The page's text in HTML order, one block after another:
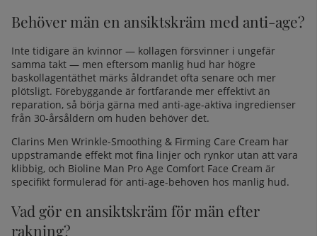
Behöver män en ansiktskräm med anti-age?
Inte tidigare än kvinnor — kollagen försvinner i ungefär
samma takt — men eftersom manlig hud har högre
baskollagentäthet märks åldrandet ofta senare och mer
plötsligt. Förebyggande är fortfarande mer effektivt än
reparation, så börja gärna med anti-age-aktiva ingredienser
från 30-årsåldern om huden behöver det.
Clarins Men Wrinkle-Smoothing & Firming Care Cream har
uppstramande effekt mot fina linjer och rynkor utan att vara
klibbig, och Bioline Man Pro Age Comfort Face Cream är
specifikt formulerad för anti-age-behoven hos manlig hud.
Vad gör en ansiktskräm för män efter
rakning?